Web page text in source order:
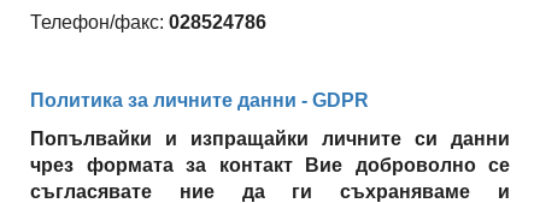
Телефон/факс: 028524786
Политика за личните данни - GDPR
Попълвайки и изпращайки личните си данни
чрез формата за контакт Вие доброволно се
съгласявате ние да ги съхраняваме и